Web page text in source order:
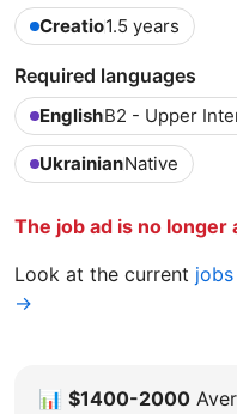
Creatio1.5 years
Required languages
EnglishB2 - Upper
UkrainianNative
The job ad is no longer
Look at the current
→
📊 $1400-2000